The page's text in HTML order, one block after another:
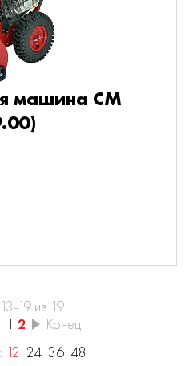
машина СМ
19 из 19
1 2
Конец
12 24 36 48